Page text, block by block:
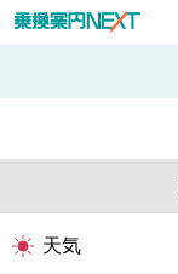
天気